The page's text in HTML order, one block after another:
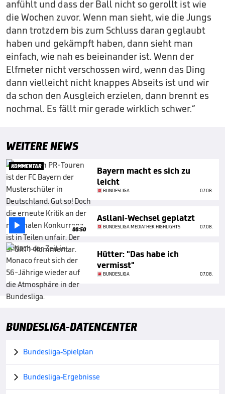
anfühlt und dass der Ball nicht so gerollt ist wie
die Wochen zuvor. Wenn man sieht, wie die Jungs
dann trotzdem bis zum Schluss daran geglaubt
haben und gekämpft haben, dann sieht man
einfach, wie nah es beieinander ist. Wenn der
Elfmeter nicht verschossen wird, wenn das Ding
dann vielleicht nicht knappes Abseits ist und wir
da schon den Ausgleich erzielen, dann brennt es
nochmal. Es fällt mir gerade wirklich schwer.“
WEITERE NEWS
KOMMENTAR
Bayern macht es sich zu
leicht
BUNDESLIGA 07.08.
 00:50
Asllani-Wechsel geplatzt
BUNDESLIGA MEDIATHEK HIGHLIGHTS 07.08.
Hütter: "Das habe ich
vermisst"
BUNDESLIGA 07.08.
BUNDESLIGA-DATENCENTER
 Bundesliga-Spielplan
 Bundesliga-Ergebnisse